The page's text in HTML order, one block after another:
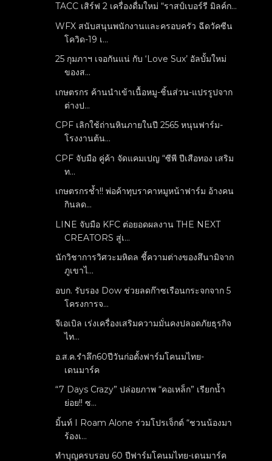
TACC เสิร์ฟ 2 เครื่องดื่มใหม่ “ราสป์เบอร์รี มิลค์ก...
WFX สนับสนุนพนักงานและครอบครัว ฉีดวัคซีน
โควิด-19 เ...
25 กุมภาฯ เจอกันแน่ กับ ‘Love Sux’ อัลบั้มใหม่
ของส...
เกษตรกร ค้านนำเข้าเนื้อหมู-ชิ้นส่วน-แปรรูปจาก
ต่างป...
CPF เลิกใช้ถ่านหินภายในปี 2565 หนุนฟาร์ม-
โรงงานต้น...
CPF จับมือ คู่ค้า จัดแคมเปญ “ซีพี ปีเสือทอง เสริม
ท...
เกษตรกรช้ำ!! พ่อค้าทุบราคาหมูหน้าฟาร์ม อ้างคน
กินลด...
LINE จับมือ KFC ต่อยอดผลงาน THE NEXT
CREATORS สู่เ...
นักวิชาการวิศวะมหิดล ชี้ความต่างของสึนามิจาก
ภูเขาไ...
อบก. รับรอง Dow ช่วยลดก๊าซเรือนกระจกจาก 5
โครงการจ...
จีเอเบิล เร่งเครื่องเสริมความมั่นคงปลอดภัยธุรกิจ
ไท...
อ.ส.ค.รำลึก60ปีวันก่อตั้งฟาร์มโคนมไทย-
เดนมาร์ค
“7 Days Crazy” ปล่อยภาพ “คอเหล็ก” เรียกน้ำ
ย่อย!! ซ...
มิ้นท์ I Roam Alone ร่วมโปรเจ็กต์ “ชวนน้องมา
ร้องเ...
ทำบุญครบรอบ 60 ปีฟาร์มโคนมไทย-เดนมาร์ค